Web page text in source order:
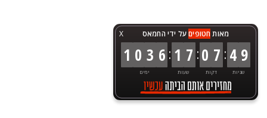
X מאותחטופיםעל ידי החמאס
1 0 3 6
ימים
: 1 7
שעות
:0 7
דקות
: 4 9
שניות